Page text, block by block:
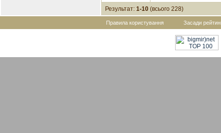
Результат: 1-10 (всього 228)
Правила користування Засади